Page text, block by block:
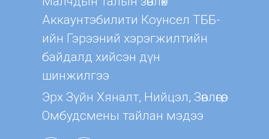
Aккаунтэбилити Коунсел ТББ-
ийн Гэрээний хэрэгжилтийн
байдалд хийсэн дүн
шинжилгээ
Эрх Зүйн Хяналт, Нийцэл, Зөвлөгөө,
Омбудсмены тайлан мэдээ